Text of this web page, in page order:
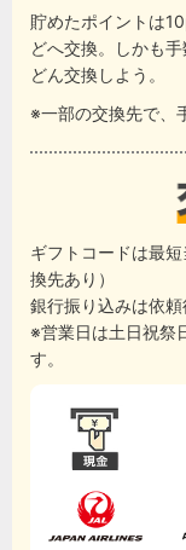
貯めたポイントは
どへ交換。しかも
どん交換しよう。
※一部の交換先で、
ギフトコードは最
換先あり）
銀行振り込みは依
※営業日は土日祝祭
す。